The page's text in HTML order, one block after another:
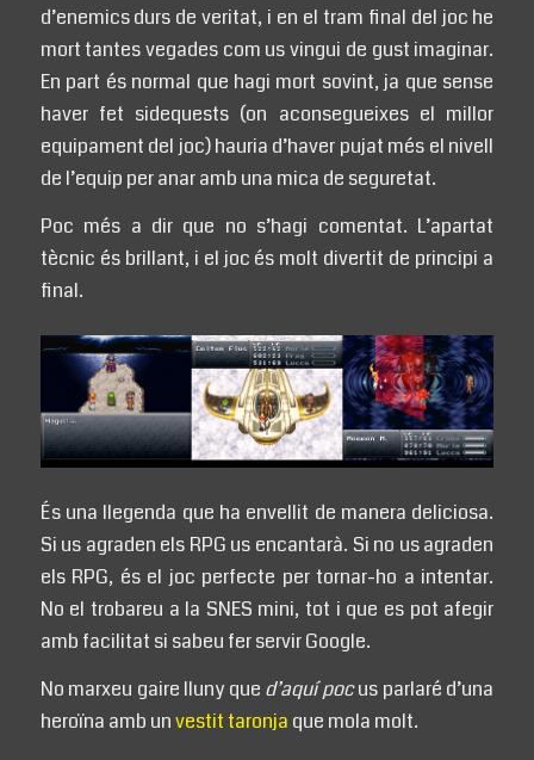
d’enemics durs de veritat, i en el tram final del joc he
mort tantes vegades com us vingui de gust imaginar.
En part és normal que hagi mort sovint, ja que sense
haver fet sidequests (on aconsegueixes el millor
equipament del joc) hauria d’haver pujat més el nivell
de l’equip per anar amb una mica de seguretat.
Poc més a dir que no s’hagi comentat. L’apartat
tècnic és brillant, i el joc és molt divertit de principi a
final.
És una llegenda que ha envellit de manera deliciosa.
Si us agraden els RPG us encantarà. Si no us agraden
els RPG, és el joc perfecte per tornar-ho a intentar.
No el trobareu a la SNES mini, tot i que es pot afegir
amb facilitat si sabeu fer servir Google.
No marxeu gaire lluny que d’aquí pocus parlaré d’una
heroïna amb unvestit taronja que mola molt.